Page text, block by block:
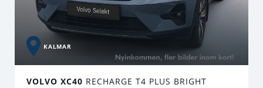
KALMAR
VOLVO XC40 RECHARGE T4 PLUS BRIGHT